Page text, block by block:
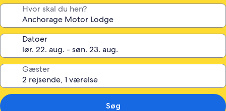
Hvor skal du hen?
Datoer
Gæster
Søg